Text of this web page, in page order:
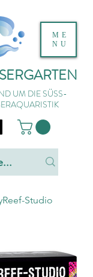
UM DIE SÜSS-
ME
NU
Studio